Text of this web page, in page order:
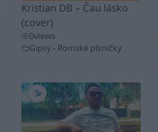
Kristian DB – Čau lásko
(cover)
0views
Gipsy - Romské písničky